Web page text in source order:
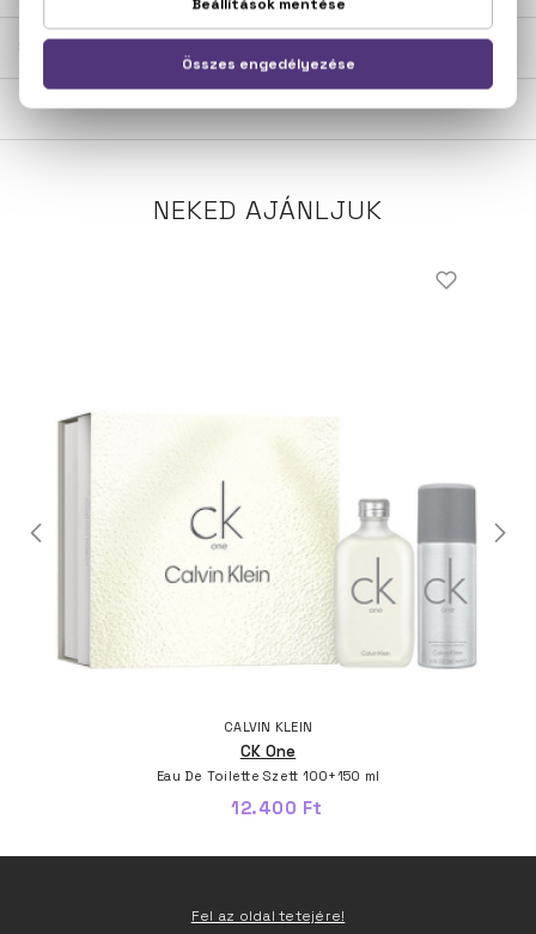
SZÁLLÍTÁS
NEKED AJÁNLJUK
CALVIN KLEIN
CK One
Eau De Toilette Szett 100+150 ml
12.400 Ft
Fel az oldal tetejére!